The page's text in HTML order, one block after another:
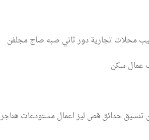
محلات تجارية دور ثاني صبه صاج مجلفن
عمال سكن
تنسيق حدائق قص ليز اعمال مستودعات هناجر